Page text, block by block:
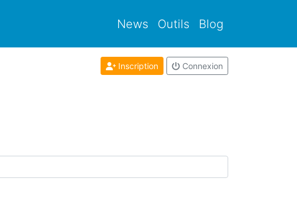
News Outils Blog
Inscription Connexion